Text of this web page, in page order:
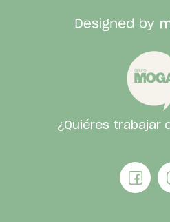
¿Quiéres trabajar